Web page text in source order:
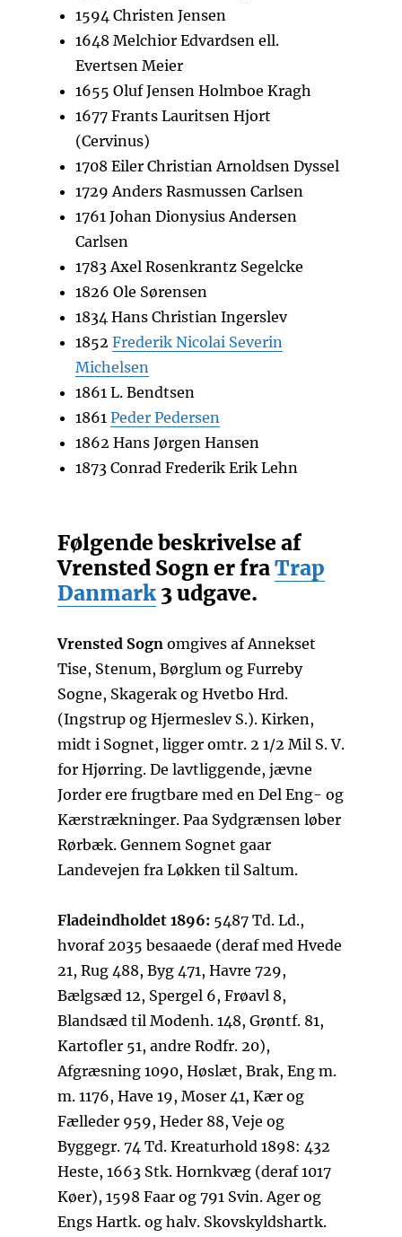
1594 Christen Jensen
1648 Melchior Edvardsen ell.
Evertsen Meier
1655 Oluf Jensen Holmboe Kragh
1677 Frants Lauritsen Hjort
(Cervinus)
1708 Eiler Christian Arnoldsen Dyssel
1729 Anders Rasmussen Carlsen
1761 Johan Dionysius Andersen
Carlsen
1783 Axel Rosenkrantz Segelcke
1826 Ole Sørensen
1834 Hans Christian Ingerslev
1852 Frederik Nicolai Severin
Michelsen
1861 L. Bendtsen
1861 Peder Pedersen
1862 Hans Jørgen Hansen
1873 Conrad Frederik Erik Lehn
Følgende beskrivelse af
Vrensted Sogn er fraTrap
Danmark3 udgave.
Vrensted Sognomgives af Annekset
Tise, Stenum, Børglum og Furreby
Sogne, Skagerak og Hvetbo Hrd.
(Ingstrup og Hjermeslev S.). Kirken,
midt i Sognet, ligger omtr. 2 1/2 Mil S. V.
for Hjørring. De lavtliggende, jævne
Jorder ere frugtbare med en Del Eng- og
Kærstrækninger. Paa Sydgrænsen løber
Rørbæk. Gennem Sognet gaar
Landevejen fra Løkken til Saltum.
Fladeindholdet 1896: 5487 Td. Ld.,
hvoraf 2035 besaaede (deraf med Hvede
21, Rug 488, Byg 471, Havre 729,
Bælgsæd 12, Spergel 6, Frøavl 8,
Blandsæd til Modenh. 148, Grøntf. 81,
Kartofler 51, andre Rodfr. 20),
Afgræsning 1090, Høslæt, Brak, Eng m.
m. 1176, Have 19, Moser 41, Kær og
Fælleder 959, Heder 88, Veje og
Byggegr. 74 Td. Kreaturhold 1898: 432
Heste, 1663 Stk. Hornkvæg (deraf 1017
Køer), 1598 Faar og 791 Svin. Ager og
Engs Hartk. og halv. Skovskyldshartk.